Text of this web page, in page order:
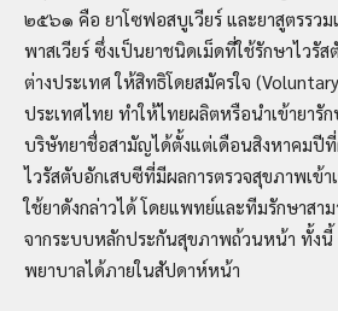
๒๕๖๑ คือ ยาโซฟอสบูเวียร์ และยาสูตรรวม
พาสเวียร์ ซึ่งเป็นยาชนิดเม็ดที่ใช้รักษาไวรั
ต่างประเทศ ให้สิทธิโดยสมัครใจ
ประเทศไทย ทำให้ไทยผลิตหรือนำเข้ายารั
บริษัทยาชื่อสามัญได้ตั้งแต่เดือนสิงหาคมปี
ไวรัสตับอักเสบซีที่มีผลการตรวจสุขภาพเข้
ใช้ยาดังกล่าวได้ โดยแพทย์และทีมรักษาสาม
จากระบบหลักประกันสุขภาพถ้วนหน้า ทั้งนี้
พยาบาลได้ภายในสัปดาห์หน้า